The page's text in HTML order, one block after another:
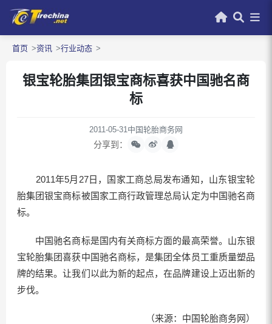
首页 资讯 行业动态
银宝轮胎集团银宝商标喜获中国驰名商
标
2011-05-31中国轮胎商务网
分享到：
2011年5月27日，国家工商总局发布通知，山东银宝轮
胎集团银宝商标被国家工商行政管理总局认定为中国驰名商
标。
中国驰名商标是国内有关商标方面的最高荣誉。山东银
宝轮胎集团喜获中国驰名商标，是集团全体员工重质量塑品
牌的结果。让我们以此为新的起点，在品牌建设上迈出新的
步伐。
（来源：中国轮胎商务网）